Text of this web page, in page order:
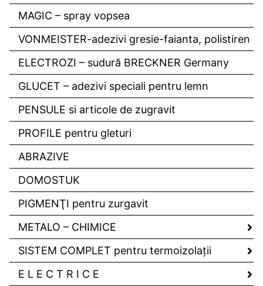
MAGIC – spray vopsea
VONMEISTER-adezivi gresie-faianta, polistiren
ELECTROZI – sudură BRECKNER Germany
GLUCET – adezivi speciali pentru lemn
PENSULE si articole de zugravit
PROFILE pentru gleturi
ABRAZIVE
DOMOSTUK
PIGMENŢI pentru zurgavit
METALO – CHIMICE
SISTEM COMPLET pentru termoizolaţii
E L E C T R I C E